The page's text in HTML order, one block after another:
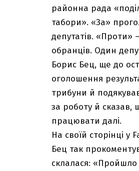
районна рада
табори». «За»
депутатів. «Проти»
обранців. Один
Борис Бец, ще до
оголошення
трибуни й
за роботу й сказав,
працювати далі.
На своїй сторінці у
Бец так
склалася: «Пройшло